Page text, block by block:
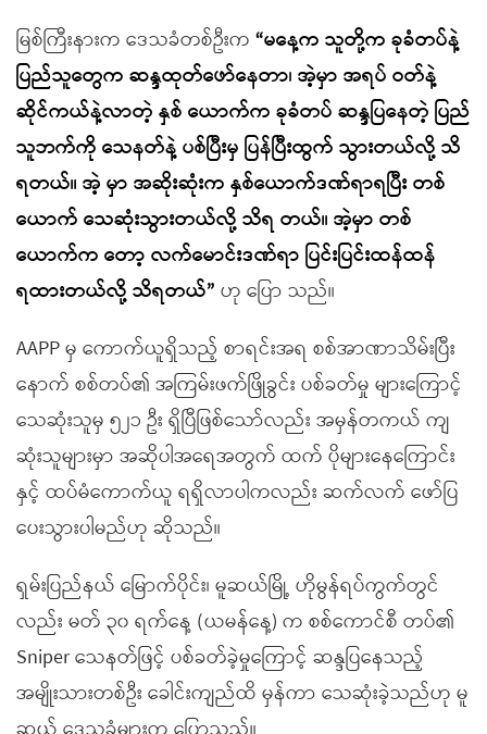
မြစ်ကြီးနားက ဒေသခံတစ်ဦးက “မနေ့က သူတို့က ခုခံတပ်နဲ့
ပြည်သူတွေက ဆန္ဒထုတ်ဖော်နေတာ၊ အဲ့မှာ အရပ် ဝတ်နဲ့
ဆိုင်ကယ်နဲ့လာတဲ့ နှစ် ယောက်က ခုခံတပ် ဆန္ဒပြနေတဲ့ ပြည်
သူဘက်ကို သေနတ်နဲ့ ပစ်ပြီးမှ ပြန်ပြီးထွက် သွားတယ်လို့ သိ
ရတယ်။ အဲ့ မှာ အဆိုးဆုံးက နှစ်ယောက်ဒဏ်ရာရပြီး တစ်
ယောက် သေဆုံးသွားတယ်လို့ သိရ တယ်။ အဲ့မှာ တစ်
ယောက်က တော့ လက်မောင်းဒဏ်ရာ ပြင်းပြင်းထန်ထန်
ရထားတယ်လို့ သိရတယ်” ဟု ပြော သည်။
AAPP မှ ကောက်ယူရှိသည့် စာရင်းအရ စစ်အာဏာသိမ်းပြီး
နောက် စစ်တပ်၏ အကြမ်းဖက်ဖြိုခွင်း ပစ်ခတ်မှု များကြောင့်
သေဆုံးသူမှ ၅၂၁ ဦး ရှိပြီဖြစ်သော်လည်း အမှန်တကယ် ကျ
ဆုံးသူများမှာ အဆိုပါအရေအတွက် ထက် ပိုများနေကြောင်း
နှင့် ထပ်မံကောက်ယူ ရရှိလာပါကလည်း ဆက်လက် ဖော်ပြ
ပေးသွားပါမည်ဟု ဆိုသည်။
ရှမ်းပြည်နယ် မြောက်ပိုင်း၊ မူဆယ်မြို့ ဟိုမွန်ရပ်ကွက်တွင်
လည်း မတ် ၃၀ ရက်နေ့ (ယမန်နေ့) က စစ်ကောင်စီ တပ်၏
Sniper သေနတ်ဖြင့် ပစ်ခတ်ခဲ့မှုကြောင့် ဆန္ဒပြနေသည့်
အမျိုးသားတစ်ဦး ခေါင်းကျည်ထိ မှန်ကာ သေဆုံးခဲ့သည်ဟု မူ